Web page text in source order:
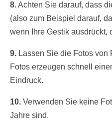
8.Achten Sie darauf, dass
(also zum Beispiel darauf,
wenn Ihre Gestik ausdrückt,
9. Lassen Sie die Fotos von
Fotos erzeugen schnell
Eindruck.
10. Verwenden Sie keine
Jahre sind.